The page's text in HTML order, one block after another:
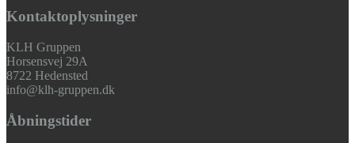
Kontaktoplysninger
KLH Gruppen
Horsensvej 29A
8722 Hedensted
info@klh-gruppen.dk
Åbningstider